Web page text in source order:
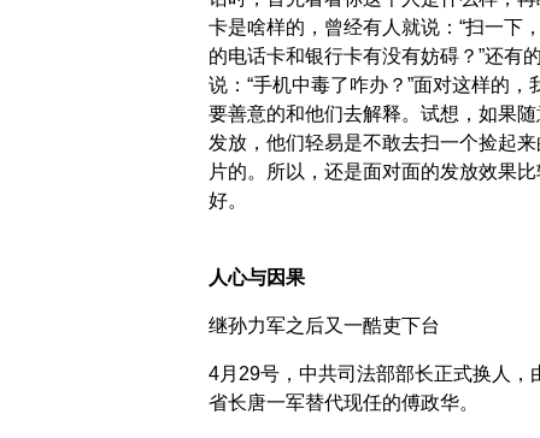
卡是啥样的，曾经有人就说：“扫一下
的电话卡和银行卡有没有妨碍？”还有
说：“手机中毒了咋办？”面对这样的，
要善意的和他们去解释。试想，如果随
发放，他们轻易是不敢去扫一个捡起来
片的。所以，还是面对面的发放效果比
好。
人心与因果
继孙力军之后又一酷吏下台
4月29号，中共司法部部长正式换人，
省长唐一军替代现任的傅政华。